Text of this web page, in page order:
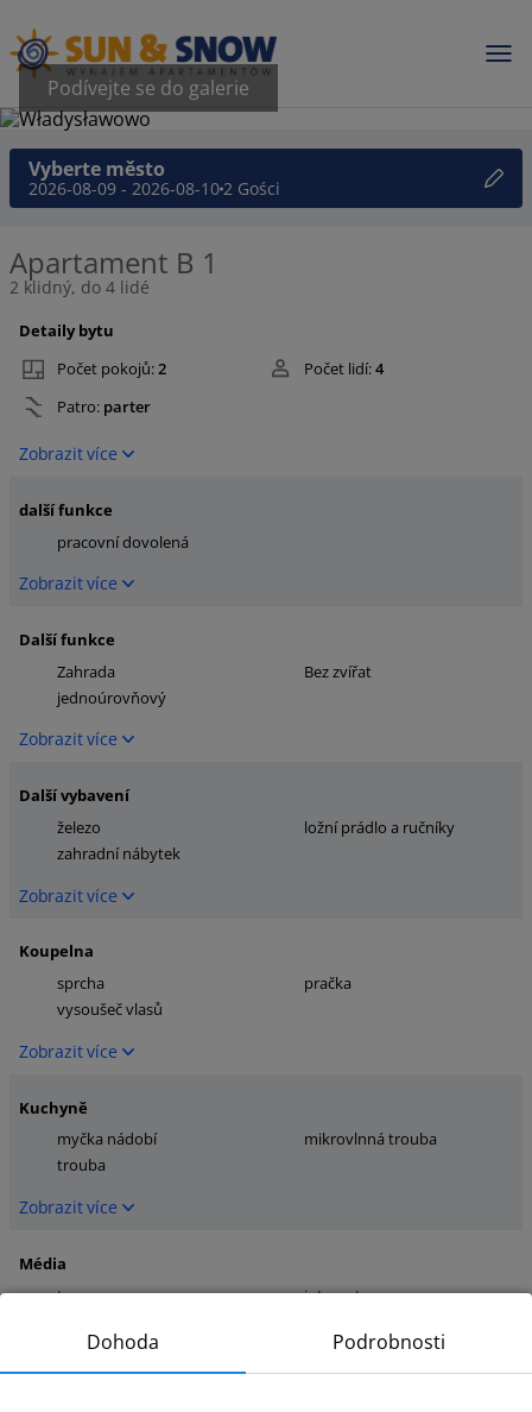
Podívejte se do galerie
Vyberte město
2026-08-09 - 2026-08-102 Gości
Apartament B 1
2 klidný, do 4 lidé
Detaily bytu
Počet pokojů:2 Počet lidí:4
Patro: parter
Zobrazit více
další funkce
pracovní dovolená
Zobrazit více
Další funkce
Zahrada
Bez zvířat
jednoúrovňový
Zobrazit více
Další vybavení
železo
ložní prádlo a ručníky
zahradní nábytek
Zobrazit více
Koupelna
sprcha
pračka
vysoušeč vlasů
Zobrazit více
Kuchyně
myčka nádobí
mikrovlnná trouba
trouba
Zobrazit více
Média
tv
internet
Zobrazit víceDohoda Podrobnosti